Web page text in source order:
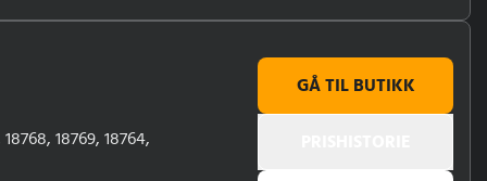
18769, 18764,
GÅ TIL BUTIKK